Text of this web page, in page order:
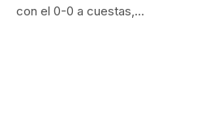
con el 0-0 a cuestas,…